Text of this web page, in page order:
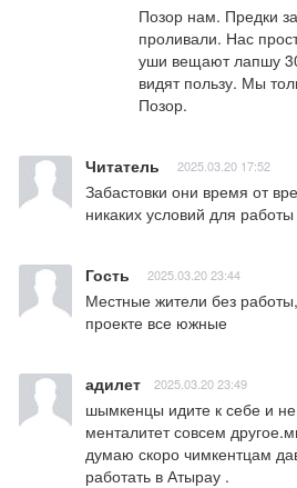
Позор нам. Предки
проливали. Нас
уши вещают лапшу
видят пользу. Мы
Позор.
Читатель 2025.03.20 17:52
Забастовки они время от
никаких условий для
Гость 2025.03.20 23:44
Местные жители без
проекте все южные
адилет 2025.03.20 23:49
шымкенцы идите к себе и
менталитет совсем
думаю скоро чимкентцам
работать в Атырау .